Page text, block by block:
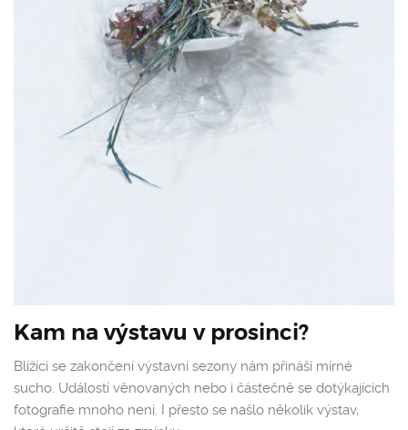
Kam na výstavu v prosinci?
Blížící se zakončení výstavní sezony nám přináší mírné
sucho. Událostí věnovaných nebo i částečně se dotýkajících
fotografie mnoho není. I přesto se našlo několik výstav,